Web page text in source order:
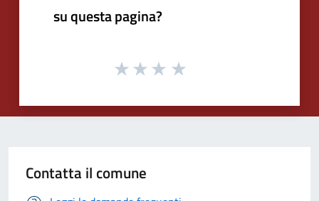
su questa pagina?
Contatta il comune